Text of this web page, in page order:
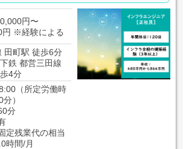
円〜
※経験による
田町駅 徒歩6分
下鉄 都営三田線
4分
（所定労働時
）
分
定残業代の相当
時間/月